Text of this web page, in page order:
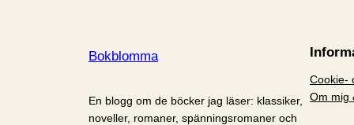
Bokblomma
En blogg om de böcker jag läser: klassiker,
noveller, romaner, spänningsromaner och
Cookie-
Om mig